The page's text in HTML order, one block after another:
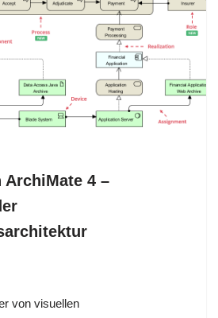
4 –
von visuellen